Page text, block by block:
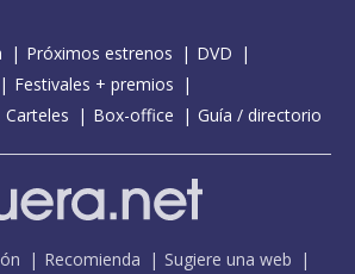
Próximos estrenos
DVD
Festivales + premios
Carteles Box-office Guía / directorio
Recomienda Sugiere una web